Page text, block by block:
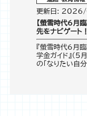
更新日:
【螢雪時代6月
先をナビゲート
『螢雪時代6月
学金ガイド』（5
の「なりたい自